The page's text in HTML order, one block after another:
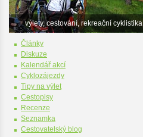
výlety, cestování, rekreační cyklistika
Články
Diskuze
Kalendář akcí
Cyklozájezdy
Tipy na výlet
Cestopisy
Recenze
Seznamka
Cestovatelský blog